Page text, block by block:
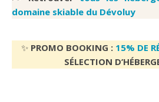
domaine skiable du Dévoluy
✨ PROMO BOOKING : 15% DE
SÉLECTION